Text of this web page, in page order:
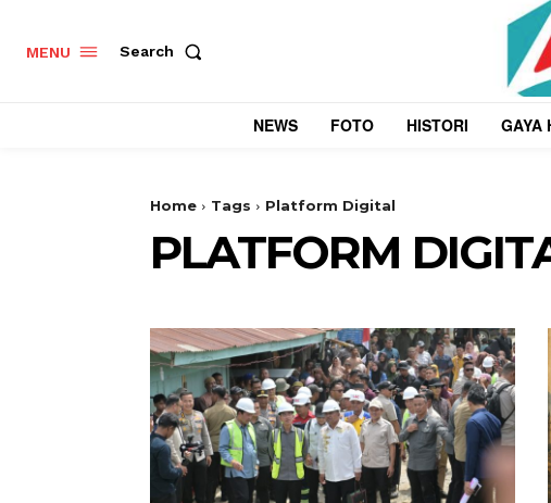
MENU Search
NEWS FOTO HISTORI GAYA
Home Tags Platform Digital
PLATFORM